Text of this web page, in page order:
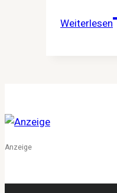
Weiterlesen
Anzeige